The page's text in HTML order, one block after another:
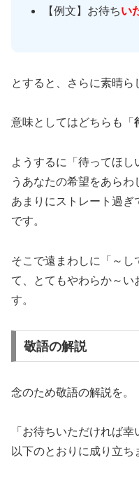
【例文】お待ちい
とすると、さらに素晴ら
意味としてはどちらも「
ようするに「待ってほ
うあなたの希望をあら
あまりにストレート過ぎ
です。
そこで遠まわしに「～し
て、とてもやわらか～い
す。
敬語の解説
念のため敬語の解説を。
「お待ちいただければ
以下のとおりに成り立ち